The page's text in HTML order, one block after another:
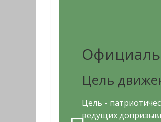
Цель
Цель -
ведущих